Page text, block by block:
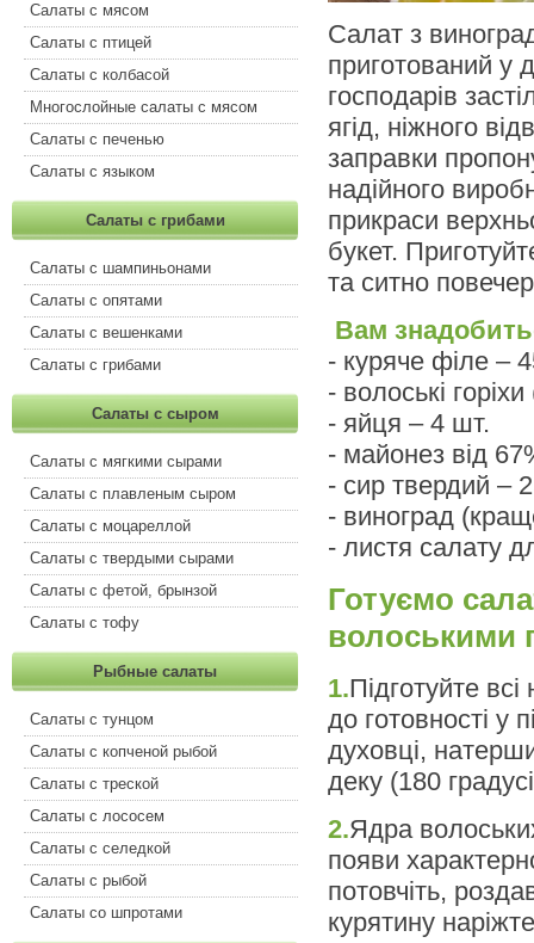
Салаты с мясом
Салаты с птицей
Салаты с колбасой
Многослойные салаты с мясом
Салаты с печенью
Салаты с языком
Салаты с грибами
Салаты с шампиньонами
Салаты с опятами
Салаты с вешенками
Салаты с грибами
Салаты с сыром
Салаты с мягкими сырами
Салаты с плавленым сыром
Салаты с моцареллой
Салаты с твердыми сырами
Салаты с фетой, брынзой
Салаты с тофу
Рыбные салаты
Салаты с тунцом
Салаты с копченой рыбой
Салаты с треской
Салаты с лососем
Салаты с селедкой
Салаты с рыбой
Салаты со шпротами
Салат з
приготований у
господарів
ягід, ніжного
заправки
надійного
прикраси
букет.
та ситно
Вам
- куряче філе –
- волоські
- яйця – 4 шт.
- майонез від
- сир твердий –
- виноград
- листя салату
Готуємо
волоськими
1.Підготуйте всі
до готовності у
духовці,
деку (180
2.Ядра
появи
потовчіть,
курятину